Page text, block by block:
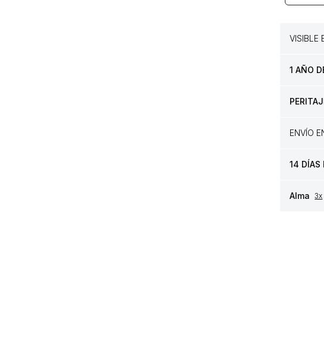
VISIBLE
1 AÑO
ENVÍO
14 DÍAS
Alma 3x